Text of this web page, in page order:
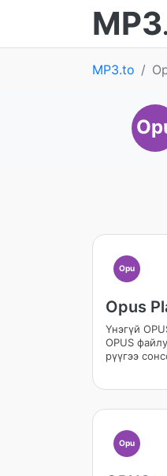
MP3
MP3.to
Opu
Opus
Үнэгүй
OPUS
рүүгээ
Opu